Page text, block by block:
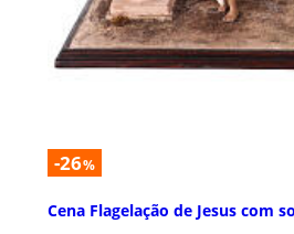
-26%
Cena Flagelação de Jesus com